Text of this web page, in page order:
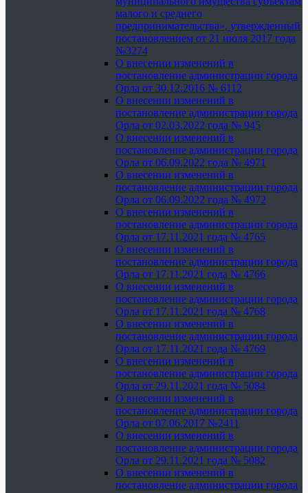
малого и среднего
предпринимательства», утвержденный
постановлением от 21 июля 2017 года
№3274
О внесении изменений в
постановление администрации города
Орла от 30.12.2016 № 6112
О внесении изменений в
постановление администрации города
Орла от 02.03.2022 года № 945
О внесении изменений в
постановление администрации города
Орла от 06.09.2022 года № 4971
О внесении изменений в
постановление администрации города
Орла от 06.09.2022 года № 4972
О внесении изменений в
постановление администрации города
Орла от 17.11.2021 года № 4765
О внесении изменений в
постановление администрации города
Орла от 17.11.2021 года № 4766
О внесении изменений в
постановление администрации города
Орла от 17.11.2021 года № 4768
О внесении изменений в
постановление администрации города
Орла от 17.11.2021 года № 4769
О внесении изменений в
постановление администрации города
Орла от 29.11.2021 года № 5084
О внесении изменений в
постановление администрации города
Орла от 07.06.2017 №2411
О внесении изменений в
постановление администрации города
Орла от 29.11.2021 года № 5082
О внесении изменений в
постановление администрации города